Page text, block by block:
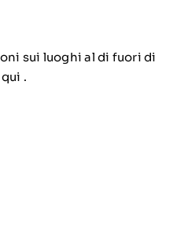
sui luoghi al di fuori di
.